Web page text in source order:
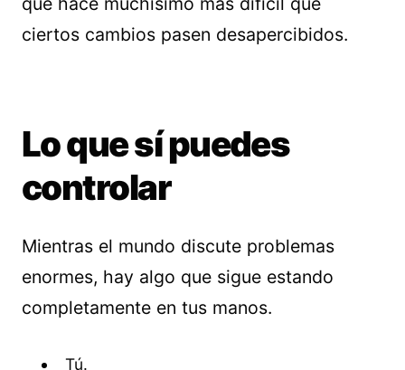
ciertos cambios pasen desapercibidos.
Lo que sí puedes
controlar
Mientras el mundo discute problemas
enormes, hay algo que sigue estando
completamente en tus manos.
Tú.